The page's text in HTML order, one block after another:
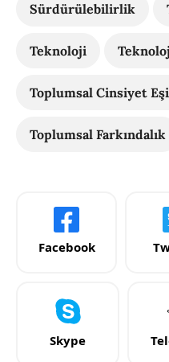
Sürdürülebilirlik
Teknoloji
Toplumsal Cinsiyet
Toplumsal Farkındalık
Facebook
Skype